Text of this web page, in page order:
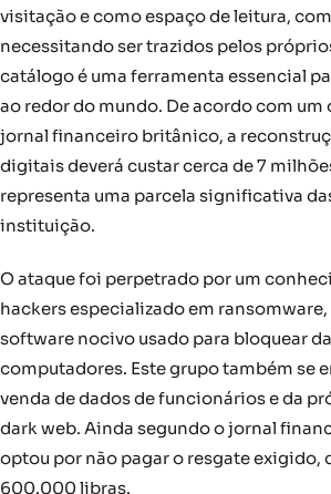
visitação e como espaço de leitura,
necessitando ser trazidos pelos
catálogo é uma ferramenta essencial
ao redor do mundo. De acordo com
jornal financeiro britânico, a
digitais deverá custar cerca de 7
representa uma parcela significativa
instituição.
O ataque foi perpetrado por um
hackers especializado em
software nocivo usado para bloquear
computadores. Este grupo também se
venda de dados de funcionários e da
dark web. Ainda segundo o jornal
optou por não pagar o resgate exigido,
600.000 libras.